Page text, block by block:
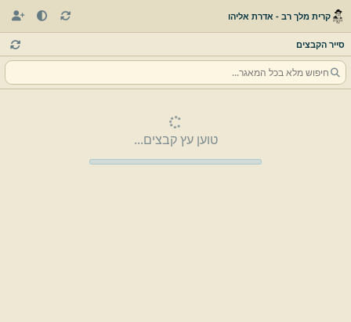
קרית מלך רב - אדרת אליהו
סייר הקבצים
טוען עץ קבצים...